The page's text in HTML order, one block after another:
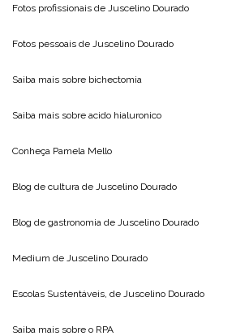
Fotos profissionais de Juscelino Dourado
Fotos pessoais de Juscelino Dourado
Saiba mais sobre bichectomia
Saiba mais sobre acido hialuronico
Conheça Pamela Mello
Blog de cultura de Juscelino Dourado
Blog de gastronomia de Juscelino Dourado
Medium de Juscelino Dourado
Escolas Sustentáveis, de Juscelino Dourado
Saiba mais sobre o RPA